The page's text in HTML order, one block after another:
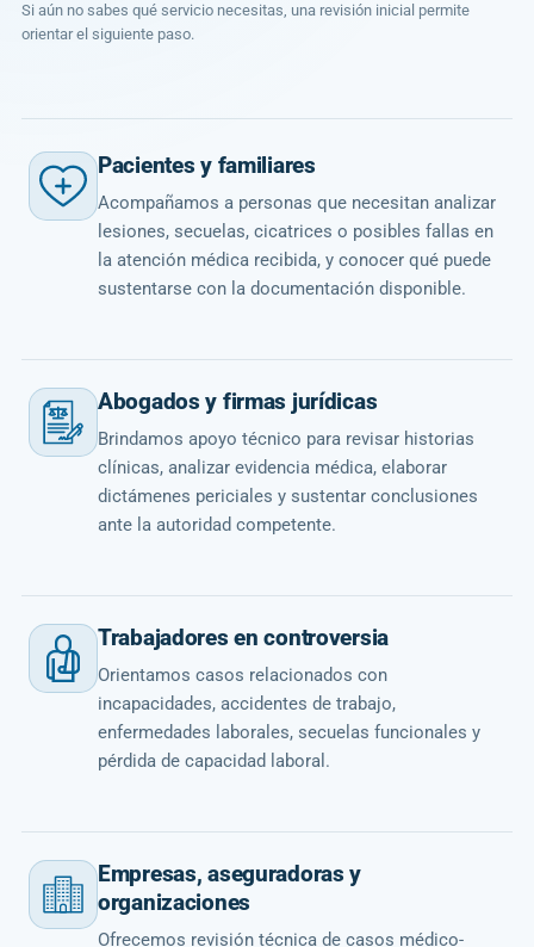
Si aún no sabes qué servicio necesitas, una revisión inicial permite
orientar el siguiente paso.
Pacientes y familiares
Acompañamos a personas que necesitan analizar
lesiones, secuelas, cicatrices o posibles fallas en
la atención médica recibida, y conocer qué puede
sustentarse con la documentación disponible.
Abogados y firmas jurídicas
Brindamos apoyo técnico para revisar historias
clínicas, analizar evidencia médica, elaborar
dictámenes periciales y sustentar conclusiones
ante la autoridad competente.
Trabajadores en controversia
Orientamos casos relacionados con
incapacidades, accidentes de trabajo,
enfermedades laborales, secuelas funcionales y
pérdida de capacidad laboral.
Empresas, aseguradoras y
organizaciones
Ofrecemos revisión técnica de casos médico-